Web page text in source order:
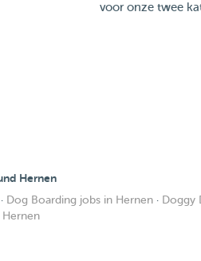
voor onze twee
Hernen
· Dog Boarding jobs in Hernen · Doggy